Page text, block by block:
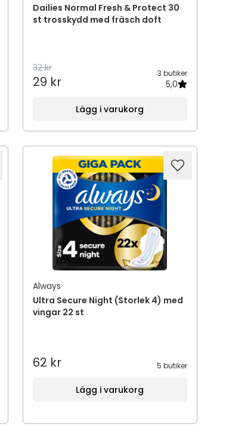
Dailies Normal Fresh & Protect 30
st trosskydd med fräsch doft
32 kr
29 kr
3 butiker
5,0
Lägg i varukorg
Always
Ultra Secure Night (Storlek 4) med
vingar 22 st
62 kr 5 butiker
Lägg i varukorg